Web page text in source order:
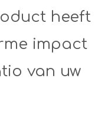
heeft
impact
van uw